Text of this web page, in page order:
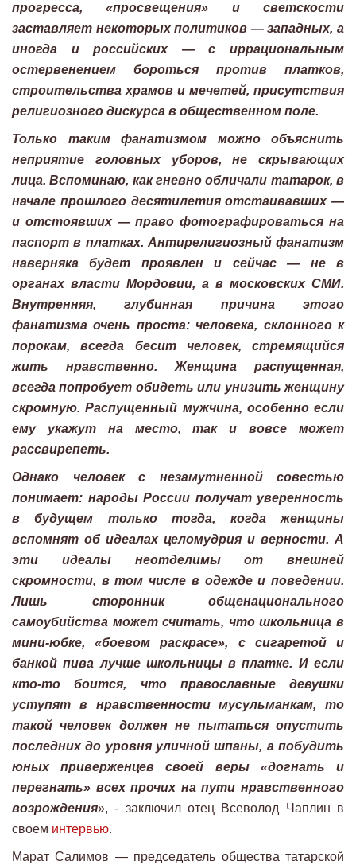
прогресса, «просвещения» и светскости
заставляет некоторых политиков — западных, а
иногда и российских — с иррациональным
остервенением бороться против платков,
строительства храмов и мечетей, присутствия
религиозного дискурса в общественном поле.
Только таким фанатизмом можно объяснить
неприятие головных уборов, не скрывающих
лица. Вспоминаю, как гневно обличали татарок, в
начале прошлого десятилетия отстаивавших —
и отстоявших — право фотографироваться на
паспорт в платках. Антирелигиозный фанатизм
наверняка будет проявлен и сейчас — не в
органах власти Мордовии, а в московских СМИ.
Внутренняя, глубинная причина этого
фанатизма очень проста: человека, склонного к
порокам, всегда бесит человек, стремящийся
жить нравственно. Женщина распущенная,
всегда попробует обидеть или унизить женщину
скромную. Распущенный мужчина, особенно если
ему укажут на место, так и вовсе может
рассвирепеть.
Однако человек с незамутненной совестью
понимает: народы России получат уверенность
в будущем только тогда, когда женщины
вспомнят об идеалах целомудрия и верности. А
эти идеалы неотделимы от внешней
скромности, в том числе в одежде и поведении.
Лишь сторонник общенационального
самоубийства может считать, что школьница в
мини-юбке, «боевом раскрасе», с сигаретой и
банкой пива лучше школьницы в платке. И если
кто-то боится, что православные девушки
уступят в нравственности мусульманкам, то
такой человек должен не пытаться опустить
последних до уровня уличной шпаны, а побудить
юных приверженцев своей веры «догнать и
перегнать» всех прочих на пути нравственного
возрождения», - заключил отец Всеволод Чаплин в
своем интервью.
Марат Салимов — председатель общества татарской